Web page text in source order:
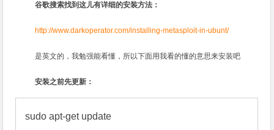
谷歌搜索找到这儿有详细的安装方法：
http://www.darkoperator.com/installing-metasploit-in-ubunt/
是英文的，我勉强能看懂，所以下面用我看的懂的意思来安装吧
安装之前先更新：
sudo apt-get update